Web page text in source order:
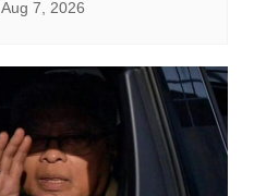
Aug 7, 2026